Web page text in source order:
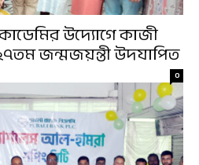
উদ্যোগে কাজী
জন্মজয়ন্তী উদযাপিত
0